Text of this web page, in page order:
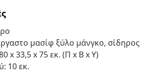
μασίφ ξύλο μάνγκο, σίδηρος
x 33,5 x 75 εκ. (Π x Β x Υ)
10 εκ.